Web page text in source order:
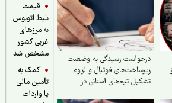
قیمت
بلیط اتوبوس
به مرزهای
غربی کشور
مشخص شد
کمک به
تأمین مالی
یا واردات
درخواست رسیدگی به وضعیت
زیرساخت‌های فوتبال و لزوم
تشکیل تیم‌های استانی در